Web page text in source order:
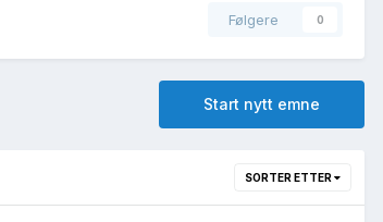
Følgere 0
Start nytt emne
SORTER ETTER